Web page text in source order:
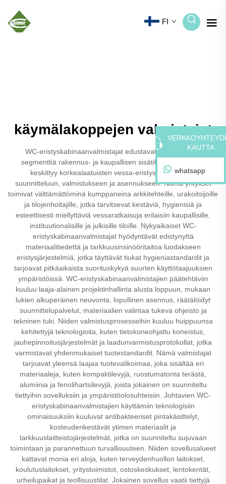
FI
käymälakoppejen valmistajat
WC-eristyskabinaanvalmistajat edustavat erikoistunutta
segmenttiä rakennus- ja kaupallisen sisätilojen alalla, joka
keskittyy korkealaatuisten vessa-eristysjärjestelmien
suunnitteluun, valmistukseen ja asennukseen. Nämä yritykset
toimivat välttämättöminä kumppaneina arkkitehteille, urakoitsijoille
ja tilojenhoitajille, jotka tarvitsevat kestäviä, hygienisiä ja
esteettisesti miellyttäviä vessaratkaisuja erilaisiin kaupallisille,
instituutionalisille ja julkisille tiloille. Nykyaikaiset WC-
eristyskabinaanvalmistajat hyödyntävät edistynyttä
materiaalitiedettä ja tarkkuusinsinööritaitoa luodakseen
eristysjärjestelmiä, jotka täyttävät tiukat hygieniastandardit ja
tarjoavat pitkäaikaista suorituskykyä suurten käyttötaajuuksien
ympäristöissä. WC-eristyskabinaanvalmistajien päätehtäviin
kuuluu laaja-alainen projektinhallinta alusta loppuun, mukaan
lukien alkuperäinen neuvonta, lopullinen asennus, räätälöidyt
suunnittelupalvelut, materiaalien valintaa tukeva ohjeisto ja
tekninen tuki. Niiden valmistusprosesseihin kuuluu huippuunsa
kehitettyjä teknologioita, kuten tietokoneohjattu koneistus,
jauhepinnoitusjärjestelmät ja laadunvarmistusprotokollat, jotka
varmistavat yhdenmukaiset tuotestandardit. Nämä valmistajat
tarjoavat yleensä laajaa tuotevalikoimaa, joka sisältää eri
materiaaleja, kuten kompaktilevyjä, ruostumatonta terästä,
alumiinia ja fenolihartsilevyjä, joista jokainen on suunniteltu
tiettyihin sovelluksiin ja ympäristöolosuhteisiin. Johtavien WC-
eristyskabinaanvalmistajien käyttämiin teknologisiin
ominaisuuksiin kuuluvat antibakteeriset pintakäsittelyt,
kosteudenkestävät ytimen materiaalit ja
tarkkuuslaitteistojärjestelmät, jotka on suunniteltu sujuvaan
toimintaan ja parannettuun turvallisuuteen. Niiden sovellusalueet
kattavat monia eri aloja, kuten terveydenhuollon laitokset,
koulutuslaitokset, yritystoimistot, ostoskeskukset, lentokentät,
urheilupaikat ja teollisuustilat. Jokainen sovellus vaatii tiettyjä
KAUTTA
whatsapp